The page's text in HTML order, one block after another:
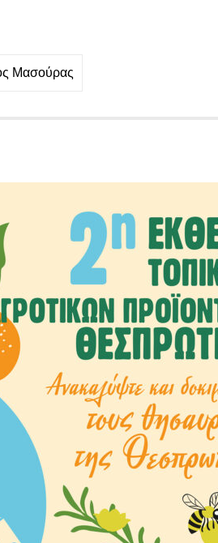
Μασούρας